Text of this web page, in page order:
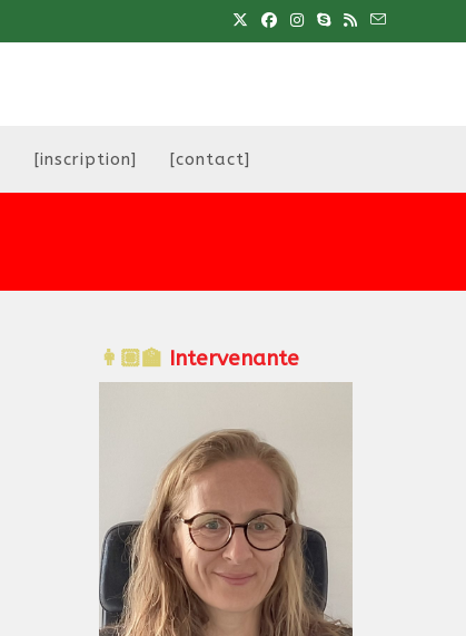
[inscription] [contact]
👩🏽‍🏫 Intervenante